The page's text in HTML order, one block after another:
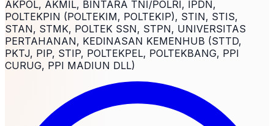
AKPOL, AKMIL, BINTARA TNI/POLRI, IPDN,
POLTEKPIN (POLTEKIM, POLTEKIP), STIN, STIS,
STAN, STMK, POLTEK SSN, STPN, UNIVERSITAS
PERTAHANAN, KEDINASAN KEMENHUB (STTD,
PKTJ, PIP, STIP, POLTEKPEL, POLTEKBANG, PPI
CURUG, PPI MADIUN DLL)